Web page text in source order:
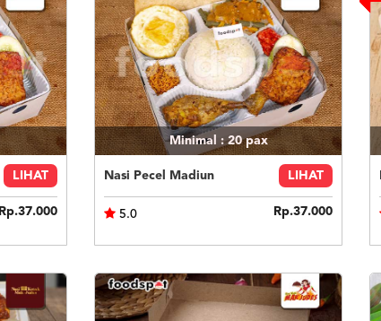
LIHAT
Rp.37.000
Minimal : 20pax
Nasi Pecel Madiun LIHAT
5.0 Rp.37.000